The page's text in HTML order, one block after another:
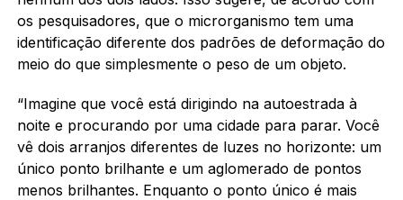
os pesquisadores, que o microrganismo tem uma
identificação diferente dos padrões de deformação do
meio do que simplesmente o peso de um objeto.
“Imagine que você está dirigindo na autoestrada à
noite e procurando por uma cidade para parar. Você
vê dois arranjos diferentes de luzes no horizonte: um
único ponto brilhante e um aglomerado de pontos
menos brilhantes. Enquanto o ponto único é mais